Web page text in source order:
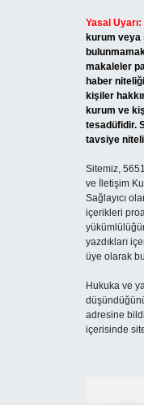
Yasal Uyarı:
kurum veya
makaleler
haber
kişiler
kurum ve
tesadüfidir.
tavsiye
Sitemiz,
ve İletişim
Sağlayıcı
içerikleri
yazdıkları
üye olarak
Hukuka ve
adresine
içerisinde